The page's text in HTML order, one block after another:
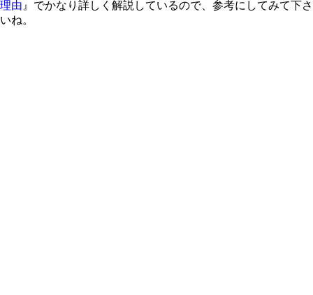
理由 』でかなり詳しく解説しているので、参考にしてみて下さ
いね。